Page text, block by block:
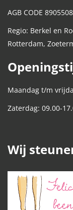
AGB CODE
Regio: Berkel en
Rotterdam,
Maandag t/m
Zaterdag: 09.00-
Wij